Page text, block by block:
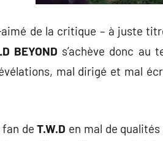
de la critique – à juste
BEYOND s’achève donc au
mal dirigé et mal
fan deT.W.D en mal de